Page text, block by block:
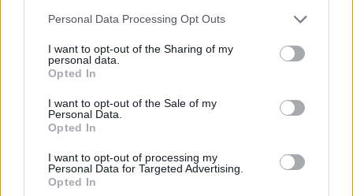
Personal Data Processing Opt Outs
I want to opt-out of the Sharing of my
personal data.
Opted In
I want to opt-out of the Sale of my
Personal Data.
Opted In
I want to opt-out of processing my
Personal Data for Targeted Advertising.
Opted In
Indul a magbörzeszezon!
Réthy Kati
A civil tudományban te is lehetsz
kutató!
Réthy Kati